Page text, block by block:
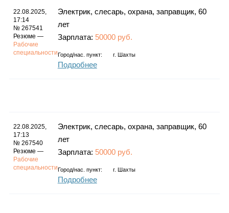
22.08.2025,
17:14
№ 267541
Резюме —
Рабочие
специальности
Электрик, слесарь, охрана, заправщик, 60
лет
Зарплата: 50000 руб.
Город/нас. пункт: г. Шахты
Подробнее
22.08.2025,
17:13
№ 267540
Резюме —
Рабочие
специальности
Электрик, слесарь, охрана, заправщик, 60
лет
Зарплата: 50000 руб.
Город/нас. пункт: г. Шахты
Подробнее